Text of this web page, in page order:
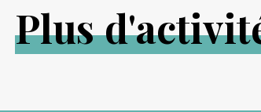
Plusd'activit